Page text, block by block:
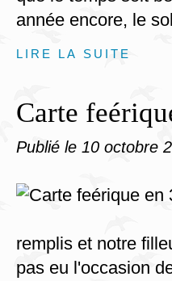
année encore, le
LIRE LA SUITE
Carte
Publié le 10 octobre
remplis et notre
pas eu l'occasion